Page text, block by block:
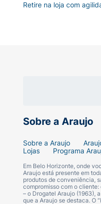
Sobre a Araujo
Sobre a Araujo
Lojas
Programa
Em Belo Horizonte, onde
Araujo está presente em
produtos de conveniência,
compromisso com o
– o Drogatel Araujo (1963),
que a Araujo se destaca. O
Retire na loja com